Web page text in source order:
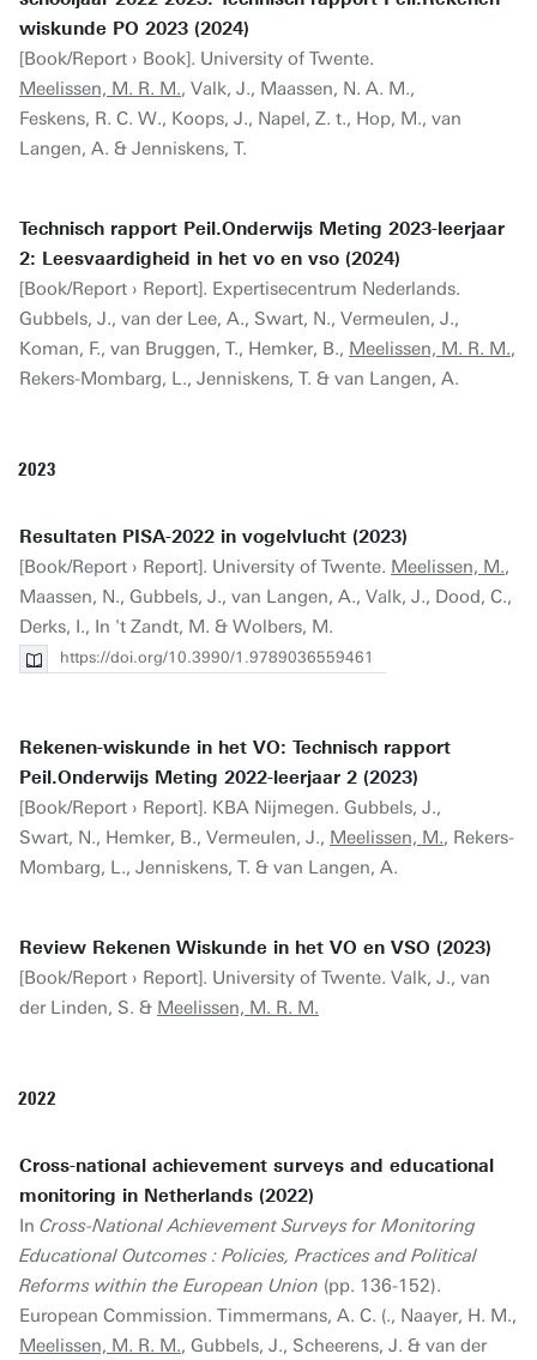
wiskunde PO 2023 (2024)
[Book/Report › Book]. University of Twente.
Meelissen, M. R. M., Valk, J., Maassen, N. A. M.,
Feskens, R. C. W., Koops, J., Napel, Z. t., Hop, M., van
Langen, A. & Jenniskens, T.
Technisch rapport Peil.Onderwijs Meting 2023-leerjaar
2: Leesvaardigheid in het vo en vso (2024)
[Book/Report › Report]. Expertisecentrum Nederlands.
Gubbels, J., van der Lee, A., Swart, N., Vermeulen, J.,
Koman, F., van Bruggen, T., Hemker, B., Meelissen, M. R. M.,
Rekers-Mombarg, L., Jenniskens, T. & van Langen, A.
2023
Resultaten PISA-2022 in vogelvlucht (2023)
[Book/Report › Report]. University of Twente. Meelissen, M.,
Maassen, N., Gubbels, J., van Langen, A., Valk, J., Dood, C.,
Derks, I., In 't Zandt, M. & Wolbers, M.
https://doi.org/10.3990/1.9789036559461
Rekenen-wiskunde in het VO: Technisch rapport
Peil.Onderwijs Meting 2022-leerjaar 2 (2023)
[Book/Report › Report]. KBA Nijmegen. Gubbels, J.,
Swart, N., Hemker, B., Vermeulen, J., Meelissen, M., Rekers-
Mombarg, L., Jenniskens, T. & van Langen, A.
Review Rekenen Wiskunde in het VO en VSO (2023)
[Book/Report › Report]. University of Twente. Valk, J., van
der Linden, S. & Meelissen, M. R. M.
2022
Cross-national achievement surveys and educational
monitoring in Netherlands (2022)
In Cross-National Achievement Surveys for Monitoring
Educational Outcomes : Policies, Practices and Political
Reforms within the European Union (pp. 136-152).
European Commission. Timmermans, A. C. (., Naayer, H. M.,
Meelissen, M. R. M., Gubbels, J., Scheerens, J. & van der